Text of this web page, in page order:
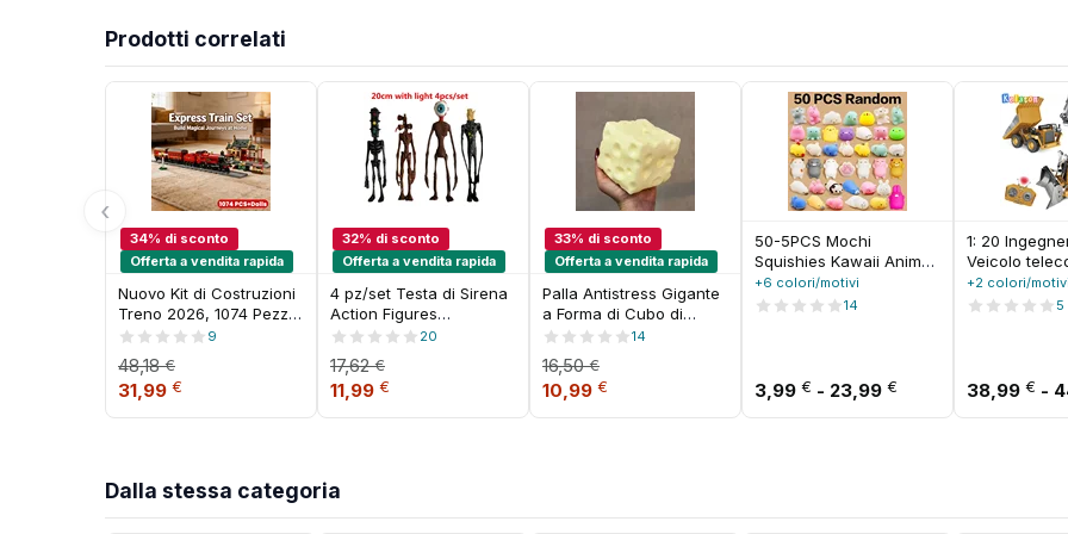
Prodotti correlati
‹
34% di sconto
Offerta a vendita rapida
Nuovo Kit di Costruzioni
Treno 2026, 1074 Pezzi,
Giocattoli Educativi Fai-
Regalo per Ragazzi, Set
di Mattoncini Classici
Creativi per Divertenti
9
48,18€
Il prezzo originale era: 48,18 €.
31,99 € Il prezzo attuale è: 31,99 €.
32% di sconto
Offerta a vendita rapida
4 pz/set Testa di Sirena
Action Figures
Giocattolo 20 cm
Modello Horror Bambola
con Fondotinta Luce
Regalo Per Bambini Scp
20
17,62€
Il prezzo originale era: 17,62 €.
11,99 € Il prezzo attuale è: 11,99 €.
33% di sconto
Offerta a vendita rapida
Palla Antistress Gigante
a Forma di Cubo di
Formaggio, Morbida e
Rimbalzante, Giocattolo
Sensoriale ASMR,
Regalo per Festival
14
16,50€
Il prezzo originale era: 16,50 €.
10,99 € Il prezzo attuale è: 10,99 €.
50-5PCS Mochi
Squishies Kawaii Anima
Squishy Giocattoli Per I
Bambini Antistress Palla
Compleanno
+6 colori/motivi
14
3,99 € - 23,99 € Fascia di prezzo:
1: 20
Veicolo
Simulazione
Autocarro
+2 colori/motivi
5
38,99 € -
Dalla stessa categoria